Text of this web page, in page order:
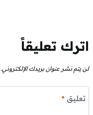
اترك تعليقاً
لن يتم نشر عنوان بريدك الإلكتروني.
تعليق*